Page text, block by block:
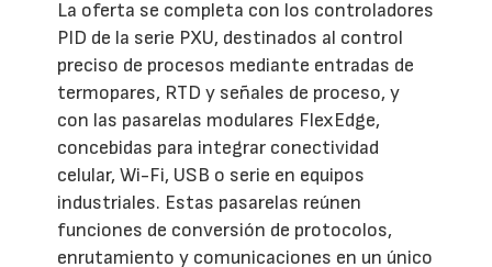
La oferta se completa con los controladores
PID de la serie PXU, destinados al control
preciso de procesos mediante entradas de
termopares, RTD y señales de proceso, y
con las pasarelas modulares FlexEdge,
concebidas para integrar conectividad
celular, Wi-Fi, USB o serie en equipos
industriales. Estas pasarelas reúnen
funciones de conversión de protocolos,
enrutamiento y comunicaciones en un único